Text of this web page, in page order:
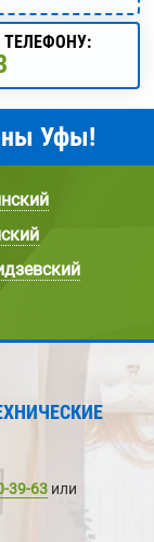
Уфы!
39-63 или